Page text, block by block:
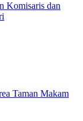
Komisaris dan
Taman Makam